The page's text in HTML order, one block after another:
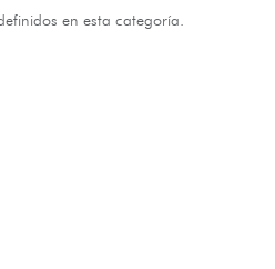
en esta categoría.